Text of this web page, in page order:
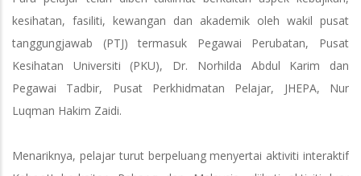
kesihatan, fasiliti, kewangan dan akademik oleh wakil pusat
tanggungjawab (PTJ) termasuk Pegawai Perubatan, Pusat
Kesihatan Universiti (PKU), Dr. Norhilda Abdul Karim dan
Pegawai Tadbir, Pusat Perkhidmatan Pelajar, JHEPA, Nur
Luqman Hakim Zaidi.
Menariknya, pelajar turut berpeluang menyertai aktiviti interaktif